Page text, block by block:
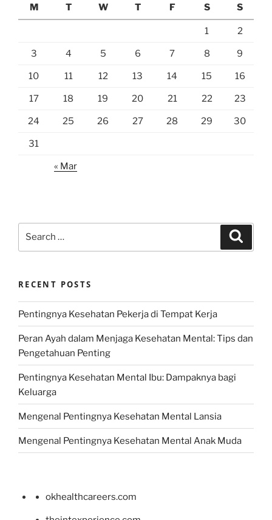
M
T W T F S S
1 2
3 4 5 6 7 8 9
10 11 12 13 14 15 16
17 18 19 20 21 22 23
24 25 26 27 28 29 30
31
« Mar
RECENT POSTS
Pentingnya Kesehatan Pekerja di Tempat Kerja
Peran Ayah dalam Menjaga Kesehatan Mental: Tips dan
Pengetahuan Penting
Pentingnya Kesehatan Mental Ibu: Dampaknya bagi
Keluarga
Mengenal Pentingnya Kesehatan Mental Lansia
Mengenal Pentingnya Kesehatan Mental Anak Muda
okhealthcareers.com